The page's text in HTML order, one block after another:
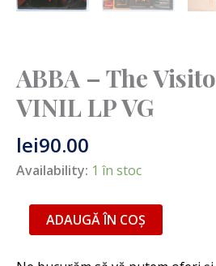
ABBA – The
VINIL LP VG
lei90.00
Availability: 1 în stoc
ADAUGĂ ÎN COȘ